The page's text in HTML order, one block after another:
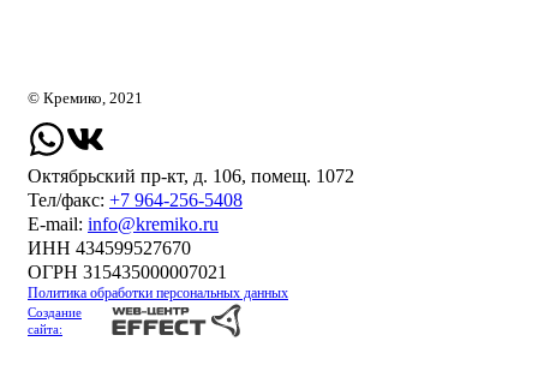
© Кремико, 2021
Октябрьский пр-кт, д. 106, помещ. 1072
Тел/факс: +7 964-256-5408
Е-mail: info@kremiko.ru
ИНН 434599527670
ОГРН 315435000007021
Политика обработки персональных данных
Создание
сайта: